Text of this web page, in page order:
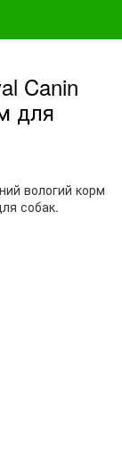
Canin
для